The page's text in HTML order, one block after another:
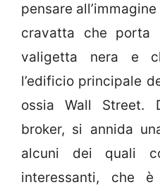
pensare
cravatta che porta
valigetta nera e
l’edificio principale
ossia Wall Street.
broker, si annida
alcuni dei quali
interessanti, che è